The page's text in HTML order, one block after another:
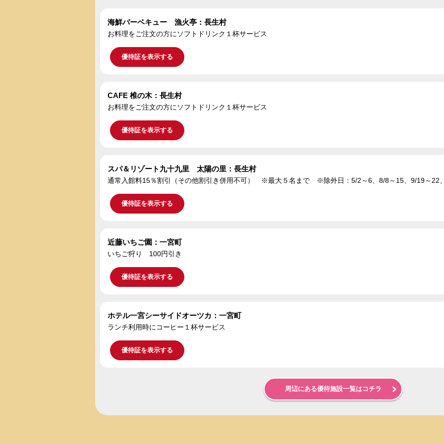
海鮮バーベキュー 漁火亭：長生村
お料理をご注文の方にソフトドリンク１杯サービス
優待証を表示する
CAFE 椎の木：長生村
お料理をご注文の方にソフトドリンク１杯サービス
優待証を表示する
スパ＆リゾート九十九里 太陽の里：長生村
通常入館料15％割引（その他割引き併用不可） ※最大５名まで ※除外日：5/2～6、8/8～15、9/19～22
優待証を表示する
近藤いちご園：一宮町
いちご狩り 100円引き
優待証を表示する
ホテル一宮シーサイドオーツカ：一宮町
ランチ利用時にコーヒー１杯サービス
優待証を表示する
周辺にある優待施設一覧はコチラ